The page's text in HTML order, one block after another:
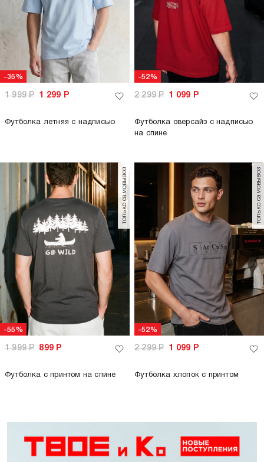
-35%
1 999Р 1 299 Р
Футболка летняя с надписью
-52%
2 299Р 1 099 Р
Футболка оверсайз с надписью
на спине
-55%
только самовывоз
1 999Р 899 Р
Футболка с принтом на спине
-52%
только самовывоз
2 299Р 1 099 Р
Футболка хлопок с принтом